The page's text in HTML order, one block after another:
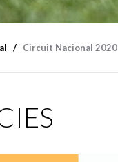
Circuit Nacional 2020